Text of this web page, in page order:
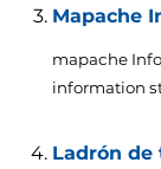
Mapache
mapache
information
Ladrón de